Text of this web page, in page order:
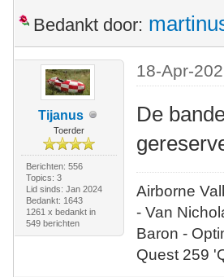
Bedankt door:
Tijanus
Toerder
Berichten: 556
Topics: 3
Lid sinds: Jan 2024
Bedankt: 1643
1261 x bedankt in
549 berichten
18-Apr-
De
Airborne
- Van
Baron -
Quest 259